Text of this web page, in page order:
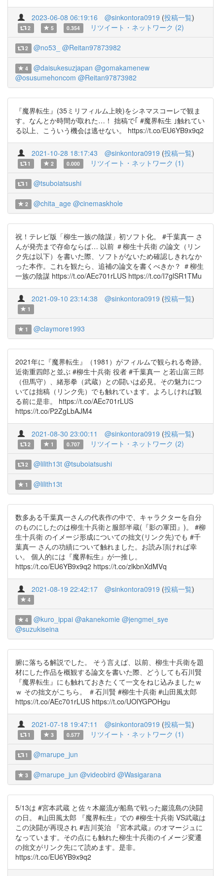
2023-06-08 06:19:16 @sinkontora0919 (投稿一覧)
2 5 0.354 リツイート・ネットワーク (2)
2 @no53_ @Reitan97873982
4 @daisukesuzjapan @gomakamenew
@osusumehoncom @Reitan97873982
『魔界転生』(35ミリフィルム上映)をシネマスコーレで観ま
す。なんとか時間が取れた…！ 拙稿で｢ #魔界転生 ｣触れてい
る以上、こういう機会は逃せない。 https://t.co/EU6YB9x9q2
2021-10-28 18:17:43 @sinkontora0919 (投稿一覧)
1 2 0.000 リツイート・ネットワーク (1)
1 @tsuboiatsushi
2 @chita_age @cinemaskhole
祝！テレビ版「柳生一族の陰謀」初ソフト化。 #千葉真一 さ
んが発売まで存命ならば… 以前 ＃柳生十兵衛 の論文（リン
ク先は以下）を書いた際、ソフトがないため確認しきれなか
った本作。これを観たら、追補の論文を書くべきか？ ＃柳生
一族の陰謀 https://t.co/AEc701rLUS https://t.co/I7glSR1TMu
2021-09-10 23:14:38 @sinkontora0919 (投稿一覧)
1
1 @claymore1993
2021年に『魔界転生』（1981）がフィルムで観られる奇跡。
近衛重四郎と並ぶ #柳生十兵衛 役者 #千葉真一 と若山富三郎
（但馬守）、緒形拳（武蔵）との闘いは必見。その魅力につ
いては拙稿（リンク先）でも触れています。よろしければ観
る前に是非。 https://t.co/AEc701rLUS
https://t.co/P2ZgLbAJM4
2021-08-30 23:00:11 @sinkontora0919 (投稿一覧)
2 1 0.707 リツイート・ネットワーク (2)
2 @lilith13t @tsuboiatsushi
1 @lilith13t
数多ある千葉真一さんの代表作の中で、キャラクターを自分
のものにしたのは柳生十兵衛と服部半蔵(『影の軍団』)。 #柳
生十兵衛 のイメージ形成についての拙文(リンク先)でも #千
葉真一 さんの功績について触れました。お読み頂ければ幸
い。 個人的には『魔界転生』が一推し。
https://t.co/EU6YB9x9q2 https://t.co/zlkbnXdMVq
2021-08-19 22:42:17 @sinkontora0919 (投稿一覧)
4
4 @kuro_ippai @akanekomie @jengmei_sye
@suzukiseina
腑に落ちる解説でした。 そう言えば、以前、柳生十兵衛を題
材にした作品を概観する論文を書いた際、どうしても石川賢
『魔界転生』にも触れておきたくて一文をねじ込みましたｗ
ｗ その拙文がこちら。 ＃石川賢 #柳生十兵衛 #山田風太郎
https://t.co/AEc701rLUS https://t.co/UOlYGPOHgu
2021-07-18 19:47:11 @sinkontora0919 (投稿一覧)
1 3 0.577 リツイート・ネットワーク (1)
1 @marupe_jun
3 @marupe_jun @videobird @Wasigarana
5/13は #宮本武蔵 と佐々木巖流が船島で戦った巖流島の決闘
の日。 #山田風太郎 『魔界転生』での #柳生十兵衛 VS武蔵は
この決闘が再現され #吉川英治 『宮本武蔵』のオマージュに
なっています。その点にも触れた柳生十兵衛のイメージ変遷
の拙文がリンク先にて読めます。是非。
https://t.co/EU6YB9x9q2